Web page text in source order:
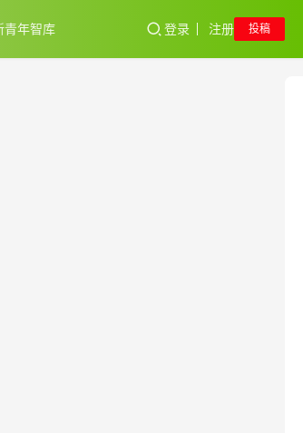
青年智库 登录 注册 投稿